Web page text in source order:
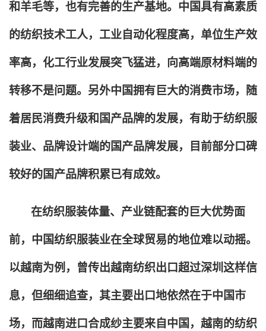
和羊毛等，也有完善的生产基地。中国具有高素质
的纺织技术工人，工业自动化程度高，单位生产效
率高，化工行业发展突飞猛进，向高端原材料端的
转移不是问题。另外中国拥有巨大的消费市场，随
着居民消费升级和国产品牌的发展，有助于纺织服
装业、品牌设计端的国产品牌发展，目前部分口碑
较好的国产品牌积累已有成效。
在纺织服装体量、产业链配套的巨大优势面
前，中国纺织服装业在全球贸易的地位难以动摇。
以越南为例，曾传出越南纺织出口超过深圳这样信
息，但细细追查，其主要出口地依然在于中国市
场，而越南进口合成纱主要来自中国，越南的纺织